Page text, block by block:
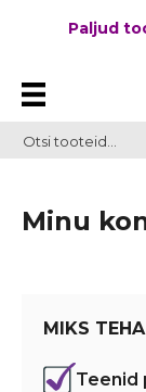
Paljud
Minu
MIKS
Teenid